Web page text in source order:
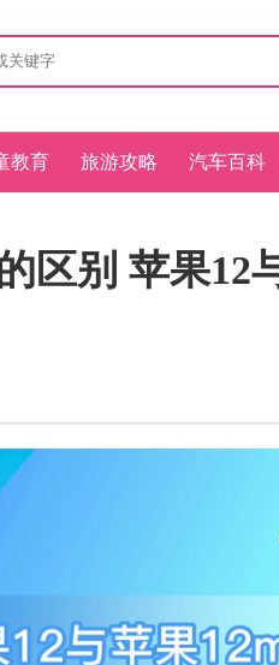
教育 旅游攻略 汽车百科
区别 苹果12